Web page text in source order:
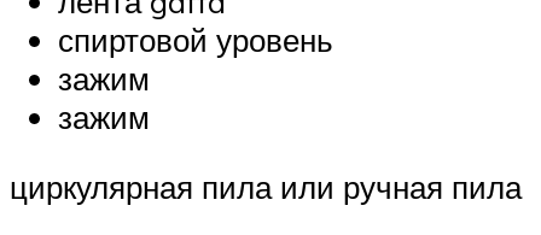
спиртовой уровень
зажим
зажим
циркулярная пила или ручная пила